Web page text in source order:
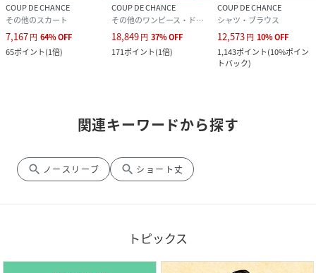
COUP DE CHANCE
その他のスカート
7,167円 64%OFF
65ポイント(1倍)
COUP DE CHANCE
その他のワンピース・ドレス
18,849円 37%OFF
171ポイント(1倍)
COUP DE CHANCE
シャツ・ブラウス
12,573円 10%OFF
1,143ポイント(10%ポイン
トバック)
関連キーワードから探す
search ノースリーブ search ショート丈
トピックス